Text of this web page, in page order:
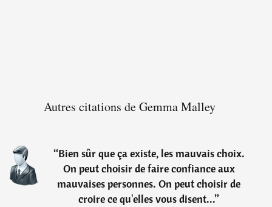
Autres citations de Gemma Malley
“Bien sûr que ça existe, les mauvais choix.
On peut choisir de faire confiance aux
mauvaises personnes. On peut choisir de
croire ce qu'elles vous disent...”